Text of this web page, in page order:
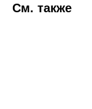
См. также